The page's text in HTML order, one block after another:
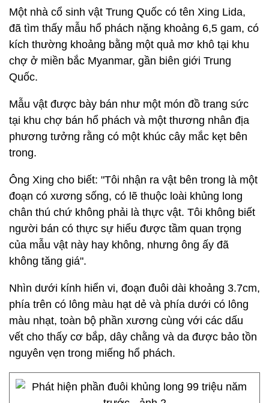
Một nhà cổ sinh vật Trung Quốc có tên Xing Lida,
đã tìm thấy mẫu hổ phách nặng khoảng 6,5 gam, có
kích thường khoảng bằng một quả mơ khô tại khu
chợ ở miền bắc Myanmar, gần biên giới Trung
Quốc.
Mẫu vật được bày bán như một món đồ trang sức
tại khu chợ bán hổ phách và một thương nhân địa
phương tưởng rằng có một khúc cây mắc kẹt bên
trong.
Ông Xing cho biết: "Tôi nhận ra vật bên trong là một
đoạn có xương sống, có lẽ thuộc loài khủng long
chân thú chứ không phải là thực vật. Tôi không biết
người bán có thực sự hiểu được tầm quan trọng
của mẫu vật này hay không, nhưng ông ấy đã
không tăng giá".
Nhìn dưới kính hiển vi, đoạn đuôi dài khoảng 3.7cm,
phía trên có lông màu hạt dẻ và phía dưới có lông
màu nhạt, toàn bộ phần xương cùng với các dấu
vết cho thấy cơ bắp, dây chằng và da được bảo tồn
nguyên vẹn trong miếng hổ phách.